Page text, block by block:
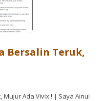
Bersalin Teruk,
Mujur Ada Vivix ! | Saya Ainul